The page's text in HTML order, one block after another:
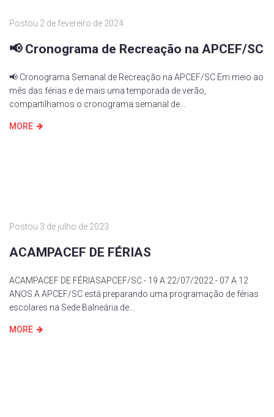
Postou 2 de fevereiro de 2024
📢 Cronograma de Recreação na APCEF/SC
📢 Cronograma Semanal de Recreação na APCEF/SC Em meio ao
mês das férias e de mais uma temporada de verão,
compartilhamos o cronograma semanal de...
MORE
Postou 3 de julho de 2023
ACAMPACEF DE FÉRIAS
ACAMPACEF DE FÉRIASAPCEF/SC - 19 A 22/07/2022 - 07 A 12
ANOS A APCEF/SC está preparando uma programação de férias
escolares na Sede Balneária de...
MORE